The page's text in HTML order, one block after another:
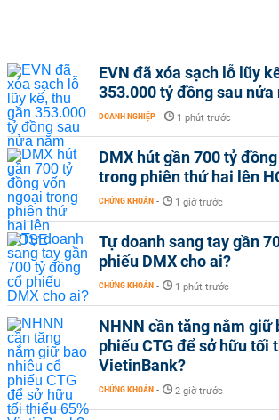
EVN đã xóa sạch lỗ lũy
353.000 tỷ đồng sau nửa
DOANH NGHIỆP - 1 phút trước
DMX hút gần 700 tỷ
trong phiên thứ hai lên
CHỨNG KHOÁN - 1 giờ trước
Tự doanh sang tay gần
phiếu DMX cho ai?
CHỨNG KHOÁN - 1 phút trước
NHNN cần tăng nắm giữ
phiếu CTG để sở hữu tối
VietinBank?
CHỨNG KHOÁN - 2 giờ trước